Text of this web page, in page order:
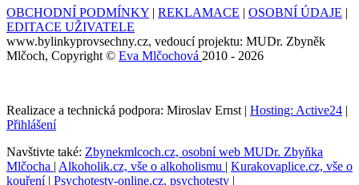
OBCHODNÍ PODMÍNKY | REKLAMACE | OSOBNÍ ÚDAJE |
EDITACE UŽIVATELE
www.bylinkyprovsechny.cz, vedoucí projektu: MUDr. Zbyněk
Mlčoch, Copyright © Eva Mlčochová 2010 - 2026
Realizace a technická podpora: Miroslav Ernst | Hosting: Active24 |
Přihlášení
Navštivte také: Zbynekmlcoch.cz, osobní web MUDr. Zbyňka
Mlčocha | Alkoholik.cz, vše o alkoholismu | Kurakovaplice.cz, vše o
kouření | Psychotesty-online.cz, psychotesty |